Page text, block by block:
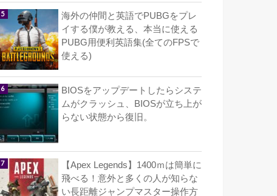
海外の仲間と英語でPUBGをプレ
イする僕が教える、本当に使える
PUBG用便利英語集(全てのFPSで
使える)
BIOSをアップデートしたらシステ
ムがクラッシュ、BIOSが立ち上が
らない状態から復旧。
【Apex Legends】1400ｍは簡単に
飛べる！意外と多くの人が知らな
い長距離ジャンプマスター操作方